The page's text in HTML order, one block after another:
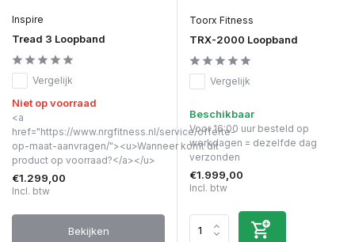
Inspire
Tread 3 Loopband
Vergelijk
Niet op voorraad
<a
href="https://www.nrgfitness.nl/service/offerte-
op-maat-aanvragen/"><u>Wanneer komt dit
product op voorraad?</a></u>
€1.299,00
Incl. btw
Bekijken
Toorx Fitness
TRX-2000 Loopband
Vergelijk
Beschikbaar
Voor 16:00 uur besteld op
werkdagen = dezelfde dag
verzonden
€1.999,00
Incl. btw